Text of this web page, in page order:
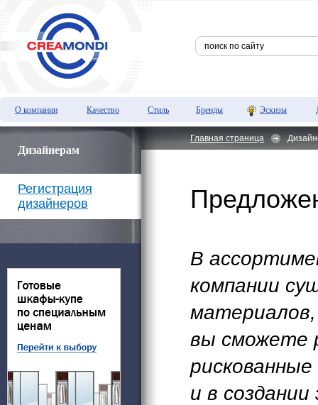
О компании Качество Стиль Бренды Эскизы
Дизайнерам
Регистрация
дизайнеров
Главная страница
В
компании
вы сможете
и в